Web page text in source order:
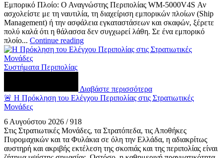
Εμπορικό Πλοίο: Ο Αναγνώστης Περιπολίας WM-5000V4S Αν
ασχολείστε με τη ναυτιλία, τη διαχείριση εμπορικών πλοίων (Ship
Management) ή την ασφάλεια εγκαταστάσεων και σκαφών, ξέρετε
πολύ καλά ότι η θάλασσα δεν συγχωρεί λάθη. Σε ένα εμπορικό
πλοίο... Continue reading
Συστήματα Περιπολίας
Διαβάστε περισσότερα
🚨 Η Πρόκληση του Ελέγχου Περιπολίας στις Στρατιωτικές
Μονάδες
6 Αυγούστου 2026 / 918
Στις Στρατιωτικές Μονάδες, τα Στρατόπεδα, τις Αποθήκες
Πυρομαχικών και τα Φυλάκια σε όλη την Ελλάδα, η αδιακρίτως
αυστηρή και ακριβής εκτέλεση της σκοπιάς και της περιπολίας είναι